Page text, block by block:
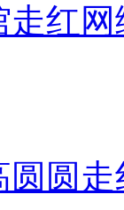
走红网
圆圆走